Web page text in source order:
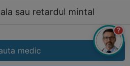
sau retardul mintal
medic
?